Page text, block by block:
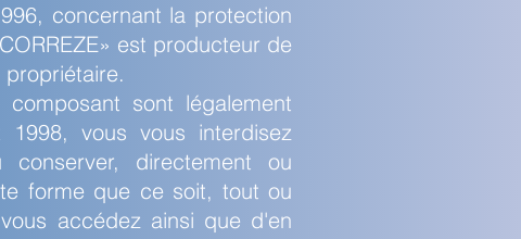
concernant la protection
est producteur de
sont légalement
vous vous interdisez
conserver, directement ou
forme que ce soit, tout ou
accédez ainsi que d'en